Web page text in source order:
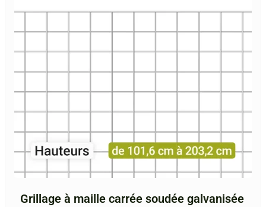
Grillage à maille carrée soudée galvanisée